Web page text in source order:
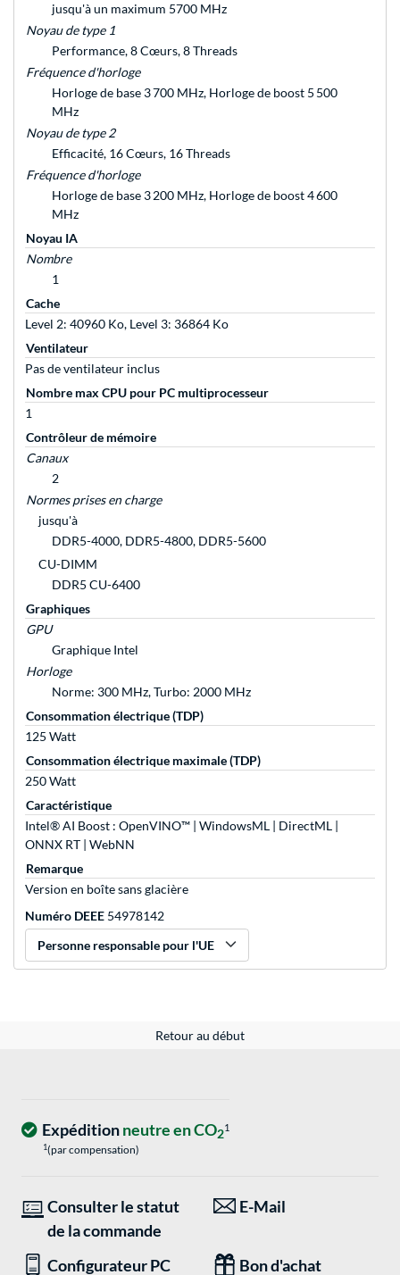
jusqu'à un maximum 5700 MHz
Noyau de type 1
Performance, 8 Cœurs, 8 Threads
Fréquence d'horloge
Horloge de base 3 700 MHz, Horloge de boost 5 500
MHz
Noyau de type 2
Efficacité, 16 Cœurs, 16 Threads
Fréquence d'horloge
Horloge de base 3 200 MHz, Horloge de boost 4 600
MHz
Noyau IA
Nombre
1
Cache
Level 2: 40960 Ko, Level 3: 36864 Ko
Ventilateur
Pas de ventilateur inclus
Nombre max CPU pour PC multiprocesseur
1
Contrôleur de mémoire
Canaux
2
Normes prises en charge
jusqu'à
DDR5-4000, DDR5-4800, DDR5-5600
CU-DIMM
DDR5 CU-6400
Graphiques
GPU
Graphique Intel
Horloge
Norme: 300 MHz, Turbo: 2000 MHz
Consommation électrique (TDP)
125 Watt
Consommation électrique maximale (TDP)
250 Watt
Caractéristique
Intel® AI Boost : OpenVINO™ | WindowsML | DirectML |
ONNX RT | WebNN
Remarque
Version en boîte sans glacière
Numéro DEEE 54978142
Personne responsable pour l'UE
Retour au début
Expéditionneutre en CO21
1(par compensation)
Consulter le statut
de la commande
E-Mail
Configurateur PC Bon d'achat